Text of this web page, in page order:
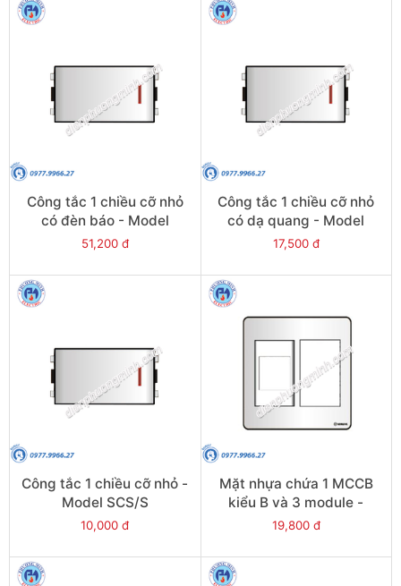
Công tắc 1 chiều cỡ nhỏ
có đèn báo - Model
SCS/NS
51,200 đ
Công tắc 1 chiều cỡ nhỏ
có dạ quang - Model
SCS/FS
17,500 đ
Công tắc 1 chiều cỡ nhỏ -
Model SCS/S
10,000 đ
Mặt nhựa chứa 1 MCCB
kiểu B và 3 module -
Model SC3X/B
19,800 đ